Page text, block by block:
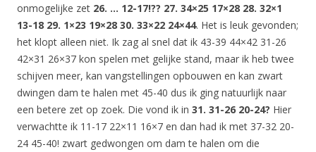
onmogelijke zet 26. … 12-17!?? 27. 34×25 17×28 28. 32×1
13-18 29. 1×23 19×28 30. 33×22 24×44. Het is leuk gevonden;
het klopt alleen niet. Ik zag al snel dat ik 43-39 44×42 31-26
42×31 26×37 kon spelen met gelijke stand, maar ik heb twee
schijven meer, kan vangstellingen opbouwen en kan zwart
dwingen dam te halen met 45-40 dus ik ging natuurlijk naar
een betere zet op zoek. Die vond ik in 31. 31-26 20-24? Hier
verwachtte ik 11-17 22×11 16×7 en dan had ik met 37-32 20-
24 45-40! zwart gedwongen om dam te halen om die